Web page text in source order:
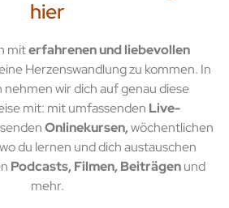
hier
miterfahrenen und liebevollen
Herzenswandlung zu kommen. In
wir dich auf genau diese
mit: mit umfassenden Live-
Onlinekursen,wöchentlichen
wo du lernen und dich austauschen
Podcasts, Filmen, Beiträgenund
mehr.